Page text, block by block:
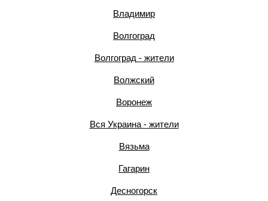
Владимир
Волгоград
Волгоград - жители
Волжский
Воронеж
Вся Украина - жители
Вязьма
Гагарин
Десногорск